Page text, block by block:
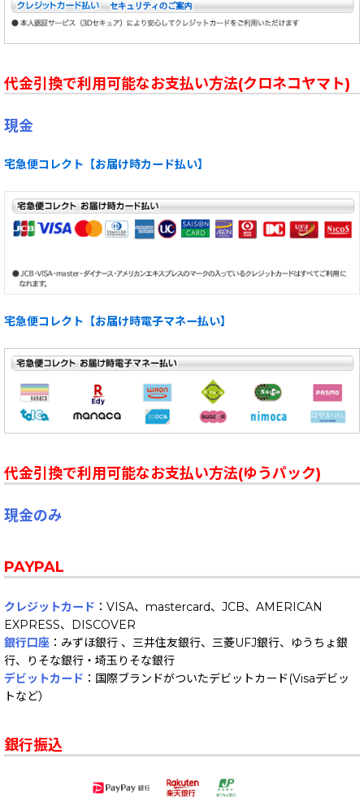
代金引換で利用可能なお支払い方法(クロネコヤマト)
現金
宅急便コレクト【お届け時カード払い】
宅急便コレクト【お届け時電子マネー払い】
代金引換で利用可能なお支払い方法(ゆうパック)
現金のみ
PAYPAL
クレジットカード ：VISA、mastercard、JCB、AMERICAN
EXPRESS、DISCOVER
銀行口座 ：みずほ銀行 、三井住友銀行、三菱UFJ銀行、ゆうちょ銀
行、りそな銀行・埼玉りそな銀行
デビットカード ：国際ブランドがついたデビットカード(Visaデビッ
トなど）
銀行振込